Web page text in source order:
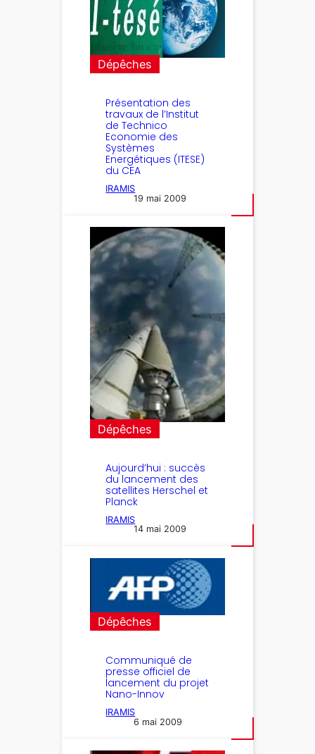
Dépêches
Présentation des
travaux de l’Institut
de Technico
Economie des
Systèmes
Energétiques (ITESE)
du CEA
IRAMIS
19 mai 2009
Dépêches
Aujourd’hui : succès
du lancement des
satellites Herschel et
Planck
IRAMIS
14 mai 2009
Dépêches
Communiqué de
presse officiel de
lancement du projet
Nano-Innov
IRAMIS
6 mai 2009